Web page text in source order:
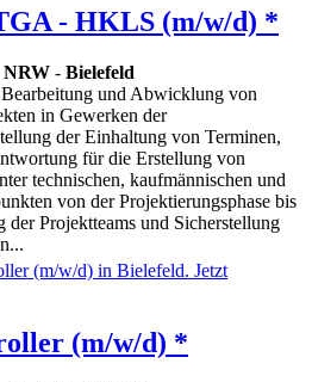
- HKLS (m/w/d) *
- Bielefeld
Bearbeitung und Abwicklung von
in Gewerken der
der Einhaltung von Terminen,
für die Erstellung von
technischen, kaufmännischen und
von der Projektierungsphase bis
der Projektteams und Sicherstellung
(m/w/d) *